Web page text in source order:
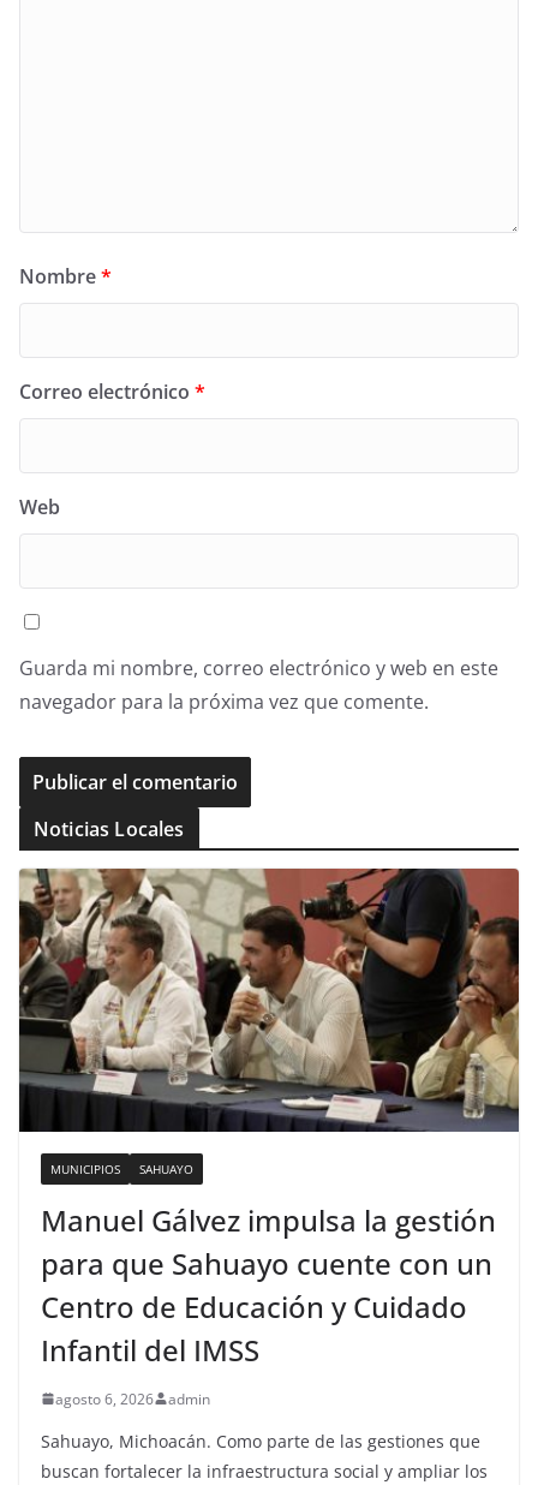
Nombre*
Correo electrónico *
Web
Guarda mi nombre, correo electrónico y web en este
navegador para la próxima vez que comente.
Noticias Locales
MUNICIPIOS SAHUAYO
Manuel Gálvez impulsa la gestión
para que Sahuayo cuente con un
Centro de Educación y Cuidado
Infantil del IMSS
agosto 6, 2026 admin
Sahuayo, Michoacán. Como parte de las gestiones que
buscan fortalecer la infraestructura social y ampliar los